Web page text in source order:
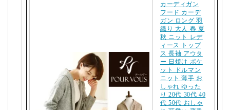
カーディガン
フード カーデ
ガン ロング 羽
織り 大人 春 夏
秋 ニット レデ
ィース トップ
ス 長袖 アウタ
ー 日焼け ポケ
ット ドルマン
ニット 薄手 お
しゃれ ゆった
り 20代 30代 40
代 50代 おしゃ